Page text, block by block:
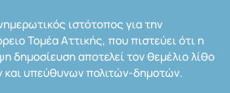
ιστότοπος για την
Τομέα Αττικής, που πιστεύει ότι η
δημοσίευση αποτελεί τον θεμέλιο λίθο
και υπεύθυνων πολιτών-δημοτών.